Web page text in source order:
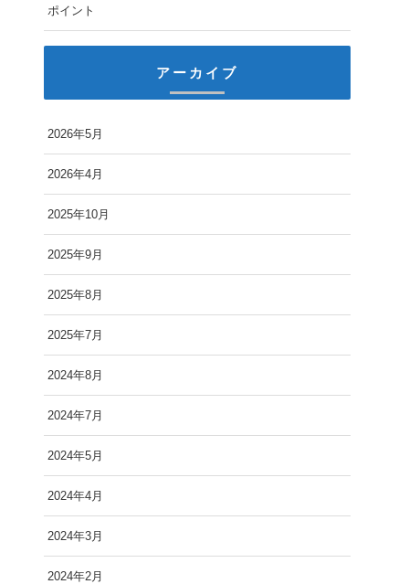
ポイント
アーカイブ
2026年5月
2026年4月
2025年10月
2025年9月
2025年8月
2025年7月
2024年8月
2024年7月
2024年5月
2024年4月
2024年3月
2024年2月